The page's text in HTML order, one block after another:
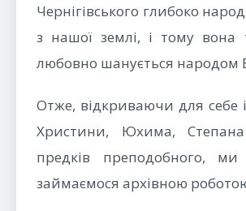
Чернігівського глибоко
з нашої землі, і тому
любовно шанується народом
Отже, відкриваючи для себе
Христини, Юхима,
предків преподобного,
займаємося архівною